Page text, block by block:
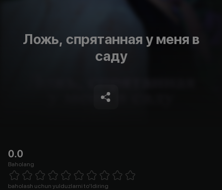
Ложь, спрятанная у меня в
саду
0.0
Baholang
1 Star 2 Stars 3 Stars 4 Stars5 Stars 6 Stars7 Stars8 Stars
baholash uchun yulduzlarni to'ldiring